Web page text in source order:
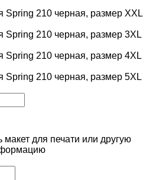
Spring 210 черная, размер XXL
Spring 210 черная, размер 3XL
Spring 210 черная, размер 4XL
Spring 210 черная, размер 5XL
для печати или другую